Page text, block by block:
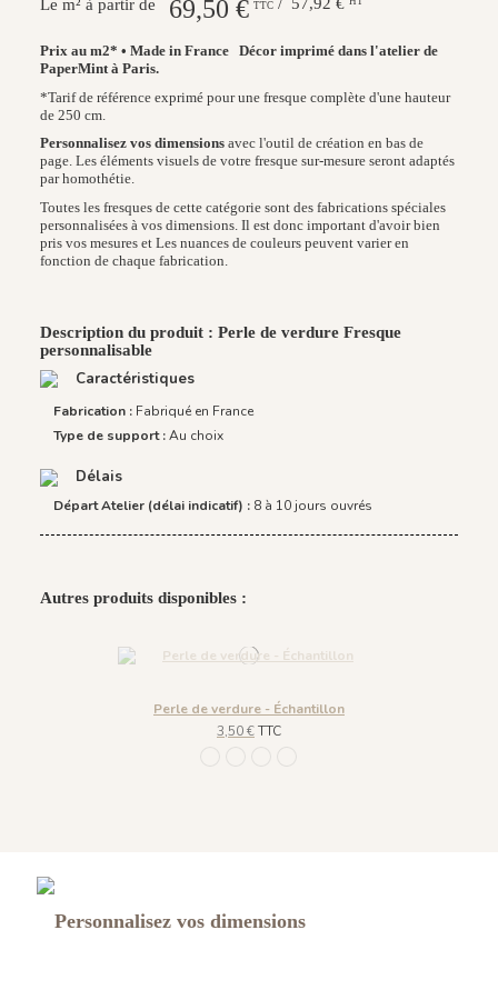
69,50 € TTC / 57,92 €
Prix au m2* • Made in France Décor imprimé dans l'atelier de
PaperMint à Paris.
*Tarif de référence exprimé pour une fresque complète d'une hauteur
de 250 cm.
Personnalisez vos dimensions avec l'outil de création en bas de
page. Les éléments visuels de votre fresque sur-mesure seront adaptés
par homothétie.
Toutes les fresques de cette catégorie sont des fabrications spéciales
personnalisées à vos dimensions. Il est donc important d'avoir bien
pris vos mesures et Les nuances de couleurs peuvent varier en
fonction de chaque fabrication.
Description du produit : Perle de verdure Fresque
personnalisable
Caractéristiques
Fabrication : Fabriqué en France
Type de support :Au choix
Délais
Départ Atelier (délai indicatif) : 8 à 10 jours ouvrés
Autres produits disponibles :
Perle de verdure - Échantillon
3,50 €TTC
Personnalisez vos dimensions